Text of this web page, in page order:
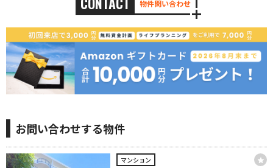
物件問い合わせ
お問い合わせする物件
マンション